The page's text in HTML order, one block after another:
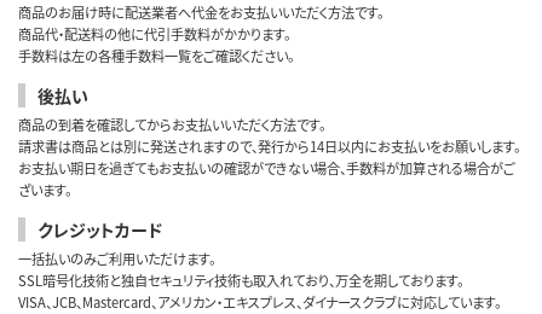
商品のお届け時に配送業者へ代金をお支払いいただく方法です。
商品代・配送料の他に代引手数料がかかります。
手数料は左の各種手数料一覧をご確認ください。
後払い
商品の到着を確認してからお支払いいただく方法です。
請求書は商品とは別に発送されますので、発行から14日以内にお支払いをお願いします。
お支払い期日を過ぎてもお支払いの確認ができない場合、手数料が加算される場合がご
ざいます。
クレジットカード
一括払いのみご利用いただけます。
SSL暗号化技術と独自セキュリティ技術も取入れており、万全を期しております。
VISA、JCB、Mastercard、アメリカン・エキスプレス、ダイナースクラブに対応しています。